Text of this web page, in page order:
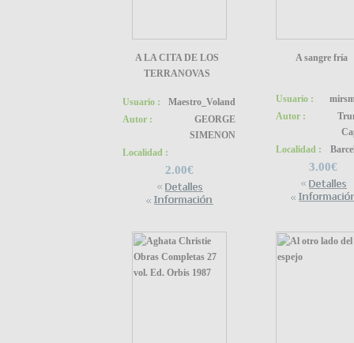
A LA CITA DE LOS
TERRANOVAS
Usuario :
Maestro_Voland
Autor :
GEORGE
SIMENON
Localidad :
2.00€
A sangre fría
Usuario :
Autor :
Localidad :
3.00€